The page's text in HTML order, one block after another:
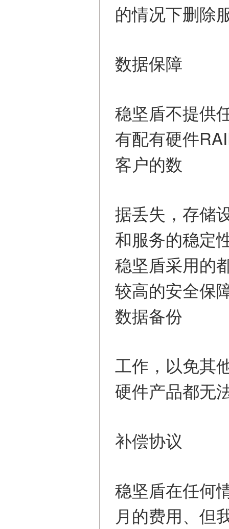
的情况下删除
数据保障
稳坚盾不提供
有配有硬件
客户的数
据丢失，存储
和服务的稳定
稳坚盾采用的
较高的安全保
数据备份
工作，以免其
硬件产品都无
补偿协议
稳坚盾在任何
月的费用、但